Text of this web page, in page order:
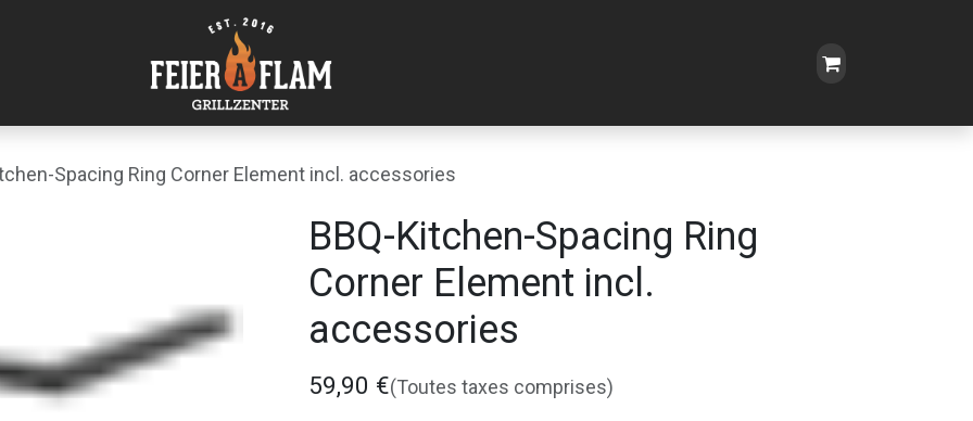
Spacing Ring Corner Element incl. accessories
BBQ-Kitchen-Spacing Ring
Corner Element incl.
accessories
59,90 €(Toutes taxes comprises)